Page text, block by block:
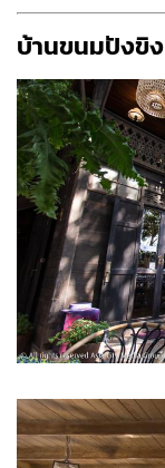
บ้านขนมปังขิง